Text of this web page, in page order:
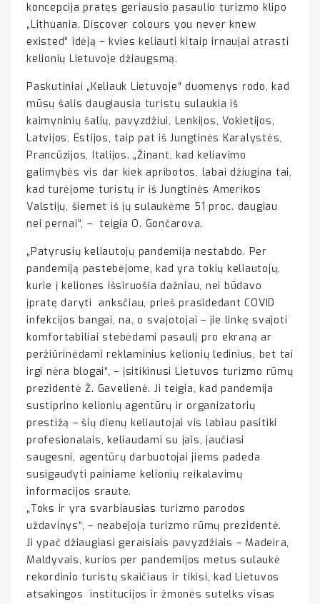
koncepcija pratęs geriausio pasaulio turizmo klipo
„Lithuania. Discover colours you never knew
existed“ idėją – kvies keliauti kitaip irnaujai atrasti
kelionių Lietuvoje džiaugsmą.
Paskutiniai „Keliauk Lietuvoje“ duomenys rodo, kad
mūsų šalis daugiausia turistų sulaukia iš
kaimyninių šalių, pavyzdžiui, Lenkijos, Vokietijos,
Latvijos, Estijos, taip pat iš Jungtinės Karalystės,
Prancūzijos, Italijos. „Žinant, kad keliavimo
galimybės vis dar kiek apribotos, labai džiugina tai,
kad turėjome turistų ir iš Jungtinės Amerikos
Valstijų, šiemet iš jų sulaukėme 51 proc. daugiau
nei pernai“, – teigia O. Gončarova.
„Patyrusių keliautojų pandemija nestabdo. Per
pandemiją pastebėjome, kad yra tokių keliautojų,
kurie į keliones išsiruošia dažniau, nei būdavo
įpratę daryti anksčiau, prieš prasidedant COVID
infekcijos bangai, na, o svajotojai – jie linkę svajoti
komfortabiliai stebėdami pasaulį pro ekraną ar
peržiūrinėdami reklaminius kelionių ledinius, bet tai
irgi nėra blogai“, – įsitikinusi Lietuvos turizmo rūmų
prezidentė Ž. Gavelienė. Ji teigia, kad pandemija
sustiprino kelionių agentūrų ir organizatorių
prestižą – šių dienų keliautojai vis labiau pasitiki
profesionalais, keliaudami su jais, jaučiasi
saugesni, agentūrų darbuotojai jiems padeda
susigaudyti painiame kelionių reikalavimų
informacijos sraute.
„Toks ir yra svarbiausias turizmo parodos
uždavinys“, – neabejoja turizmo rūmų prezidentė.
Ji ypač džiaugiasi geraisiais pavyzdžiais – Madeira,
Maldyvais, kurios per pandemijos metus sulaukė
rekordinio turistų skaičiaus ir tikisi, kad Lietuvos
atsakingos institucijos ir žmonės sutelks visas